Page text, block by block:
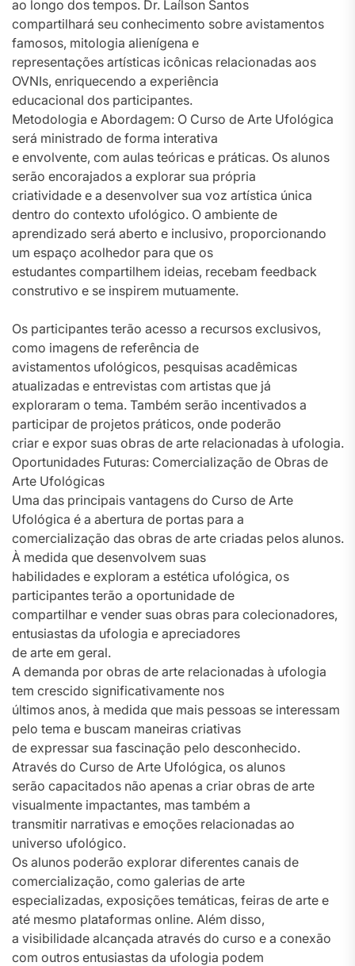
ao longo dos tempos. Dr. Laílson Santos
compartilhará seu conhecimento sobre avistamentos
famosos, mitologia alienígena e
representações artísticas icônicas relacionadas aos
OVNIs, enriquecendo a experiência
educacional dos participantes.
Metodologia e Abordagem: O Curso de Arte Ufológica
será ministrado de forma interativa
e envolvente, com aulas teóricas e práticas. Os alunos
serão encorajados a explorar sua própria
criatividade e a desenvolver sua voz artística única
dentro do contexto ufológico. O ambiente de
aprendizado será aberto e inclusivo, proporcionando
um espaço acolhedor para que os
estudantes compartilhem ideias, recebam feedback
construtivo e se inspirem mutuamente.
Os participantes terão acesso a recursos exclusivos,
como imagens de referência de
avistamentos ufológicos, pesquisas acadêmicas
atualizadas e entrevistas com artistas que já
exploraram o tema. Também serão incentivados a
participar de projetos práticos, onde poderão
criar e expor suas obras de arte relacionadas à ufologia.
Oportunidades Futuras: Comercialização de Obras de
Arte Ufológicas
Uma das principais vantagens do Curso de Arte
Ufológica é a abertura de portas para a
comercialização das obras de arte criadas pelos alunos.
À medida que desenvolvem suas
habilidades e exploram a estética ufológica, os
participantes terão a oportunidade de
compartilhar e vender suas obras para colecionadores,
entusiastas da ufologia e apreciadores
de arte em geral.
A demanda por obras de arte relacionadas à ufologia
tem crescido significativamente nos
últimos anos, à medida que mais pessoas se interessam
pelo tema e buscam maneiras criativas
de expressar sua fascinação pelo desconhecido.
Através do Curso de Arte Ufológica, os alunos
serão capacitados não apenas a criar obras de arte
visualmente impactantes, mas também a
transmitir narrativas e emoções relacionadas ao
universo ufológico.
Os alunos poderão explorar diferentes canais de
comercialização, como galerias de arte
especializadas, exposições temáticas, feiras de arte e
até mesmo plataformas online. Além disso,
a visibilidade alcançada através do curso e a conexão
com outros entusiastas da ufologia podem